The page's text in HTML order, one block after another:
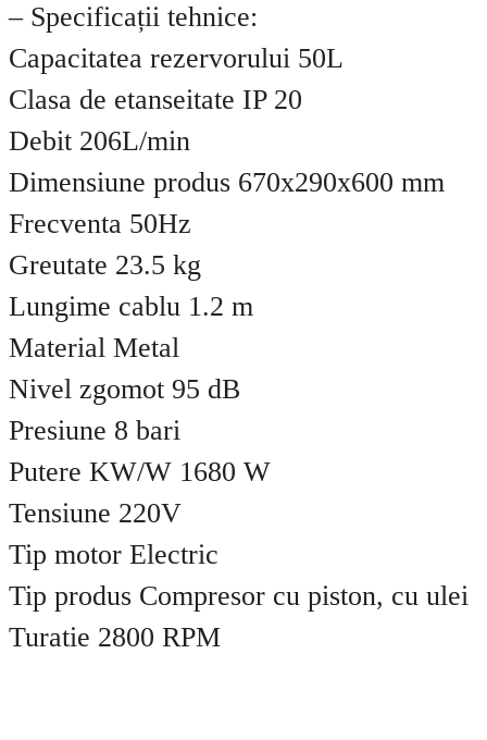
– Specificații tehnice:
Capacitatea rezervorului 50L
Clasa de etanseitate IP 20
Debit 206L/min
Dimensiune produs 670x290x600 mm
Frecventa 50Hz
Greutate 23.5 kg
Lungime cablu 1.2 m
Material Metal
Nivel zgomot 95 dB
Presiune 8 bari
Putere KW/W 1680 W
Tensiune 220V
Tip motor Electric
Tip produs Compresor cu piston, cu ulei
Turatie 2800 RPM